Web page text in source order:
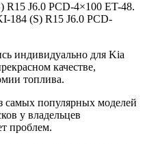
J6.0 PCD-4×100 ET-48.
184 (S) R15 J6.0 PCD-
индивидуально для Kia
качестве,
топлива.
самых популярных моделей
у владельцев
проблем.